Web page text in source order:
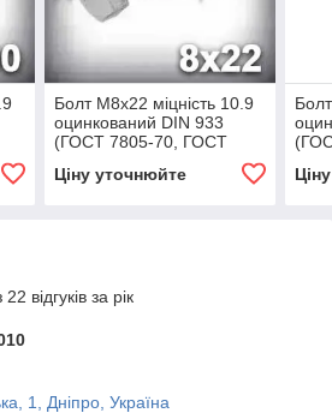
Болт М8х22 міцність 10.9
оцинкований DIN 933
(ГОСТ 7805-70, ГОСТ
Ціну уточнюйте
відгуків за рік
1, Дніпро, Україна